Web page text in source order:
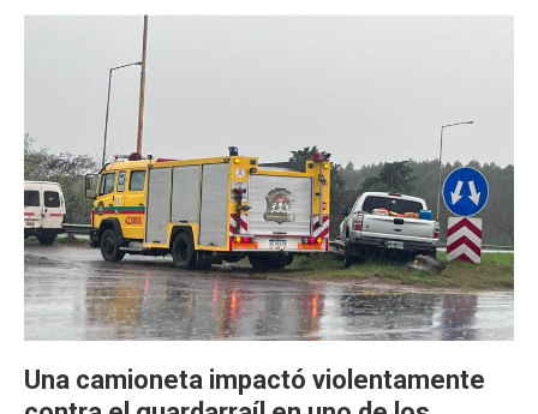
Una camioneta impactó violentamente